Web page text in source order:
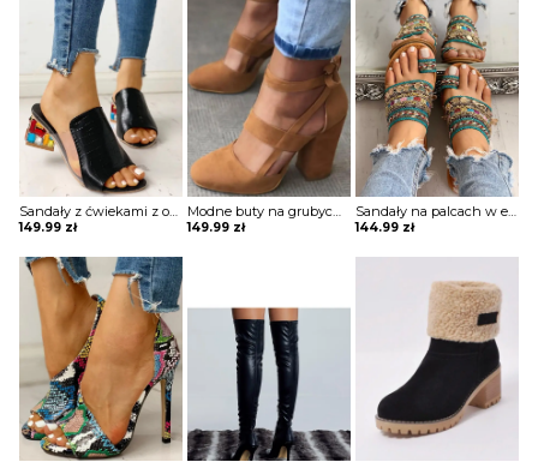
Sandały z ćwiekami z odkrytymi palcami Heriberta
149.99 zł
Modne buty na grubych obcasach z klatką Adje
149.99 zł
Sandały na palcach w etnicznym stylu boho Tjadine
144.99 zł